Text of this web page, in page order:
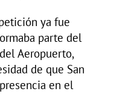
ya fue
parte del
Aeropuerto,
de que San
en el